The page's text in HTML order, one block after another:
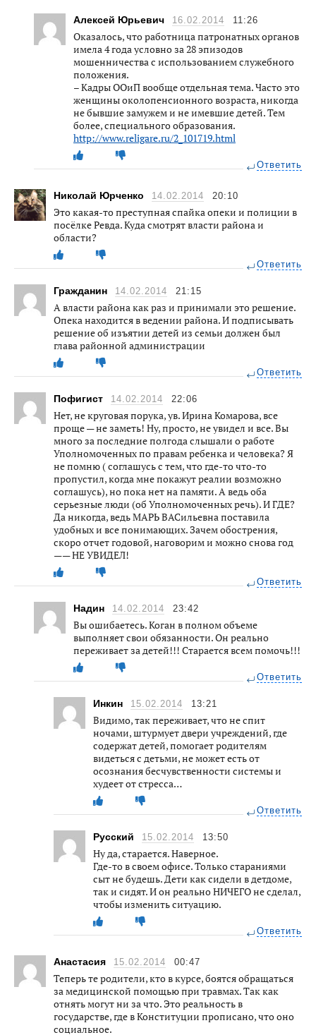
Алексей Юрьевич 16.02.2014 11:26
Оказалось, что работница патронатных органов
имела 4 года условно за 28 эпизодов
мошенничества с использованием служебного
положения.
– Кадры ООиП вообще отдельная тема. Часто это
женщины околопенсионного возраста, никогда
не бывшие замужем и не имевшие детей. Тем
более, специального образования.
http://www.religare.ru/2_101719.html
Ответить
Николай Юрченко 14.02.2014 20:10
Это какая-то преступная спайка опеки и полиции в
посёлке Ревда. Куда смотрят власти района и
области?
Ответить
Гражданин 14.02.2014 21:15
А власти района как раз и принимали это решение.
Опека находится в ведении района. И подписывать
решение об изъятии детей из семьи должен был
глава районной администрации
Ответить
Пофигист 14.02.2014 22:06
Нет, не круговая порука, ув. Ирина Комарова, все
проще — не заметь! Ну, просто, не увидел и все. Вы
много за последние полгода слышали о работе
Уполномоченных по правам ребенка и человека? Я
не помню ( соглашусь с тем, что где-то что-то
пропустил, когда мне покажут реалии возможно
соглашусь), но пока нет на памяти. А ведь оба
серьезные люди (об Уполномоченных речь). И ГДЕ?
Да никогда, ведь МАРЬ ВАСильевна поставила
удобных и все понимающих. Зачем обострения,
скоро отчет годовой, наговорим и можно снова год
—— НЕ УВИДЕЛ!
Ответить
Надин 14.02.2014 23:42
Вы ошибаетесь. Коган в полном объеме
выполняет свои обязанности. Он реально
переживает за детей!!! Старается всем помочь!!!
Ответить
Инкин 15.02.2014 13:21
Видимо, так переживает, что не спит
ночами, штурмует двери учреждений, где
содержат детей, помогает родителям
видеться с детьми, не может есть от
осознания бесчувственности системы и
худеет от стресса…
Ответить
Русский 15.02.2014 13:50
Ну да, старается. Наверное.
Где-то в своем офисе. Только стараниями
сыт не будешь. Дети как сидели в детдоме,
так и сидят. И он реально НИЧЕГО не сделал,
чтобы изменить ситуацию.
Ответить
Анастасия 15.02.2014 00:47
Теперь те родители, кто в курсе, боятся обращаться
за медицинской помощью при травмах. Так как
отнять могут ни за что. Это реальность в
государстве, где в Конституции прописано, что оно
социальное.